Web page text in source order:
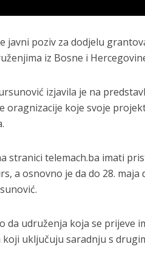
javni poziv za dodjelu
iz Bosne i
izjavila je na
oragnizacije koje svoje
stranici telemach.ba imati
a osnovno je da do 28.
da udruženja koja se prijeve
uključuju saradnju s